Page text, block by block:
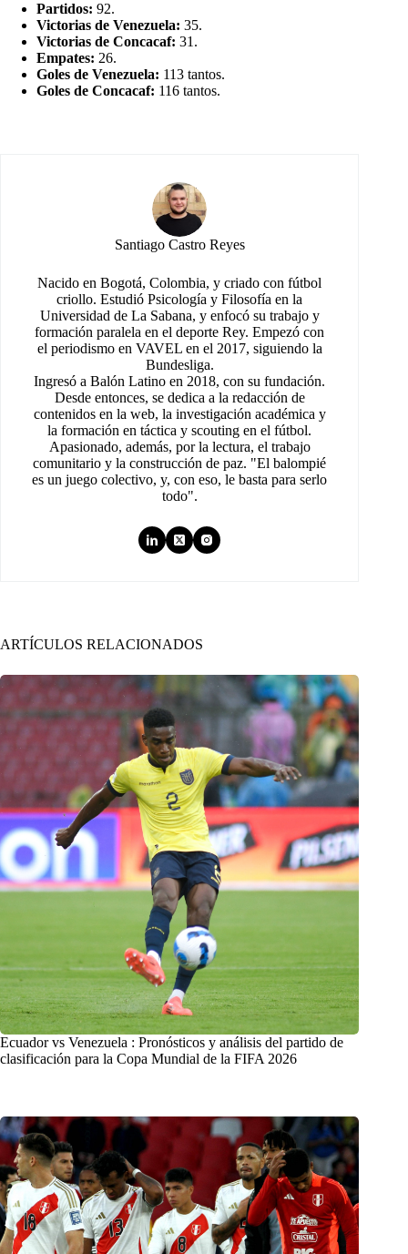
Partidos: 92.
Victorias de Venezuela: 35.
Victorias de Concacaf: 31.
Empates: 26.
Goles de Venezuela: 113 tantos.
Goles de Concacaf: 116 tantos.
Santiago Castro Reyes
Nacido en Bogotá, Colombia, y criado con fútbol
criollo. Estudió Psicología y Filosofía en la
Universidad de La Sabana, y enfocó su trabajo y
formación paralela en el deporte Rey. Empezó con
el periodismo en VAVEL en el 2017, siguiendo la
Bundesliga.
Ingresó a Balón Latino en 2018, con su fundación.
Desde entonces, se dedica a la redacción de
contenidos en la web, la investigación académica y
la formación en táctica y scouting en el fútbol.
Apasionado, además, por la lectura, el trabajo
comunitario y la construcción de paz. "El balompié
es un juego colectivo, y, con eso, le basta para serlo
todo".
ARTÍCULOS RELACIONADOS
Ecuador vs Venezuela : Pronósticos y análisis del partido de
clasificación para la Copa Mundial de la FIFA 2026